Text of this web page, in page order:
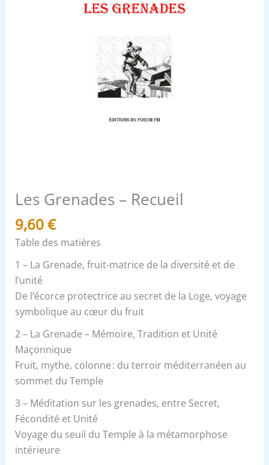
Les Grenades – Recueil
9,60€
Table des matières
1 – La Grenade, fruit-matrice de la diversité et de
l’unité
De l’écorce protectrice au secret de la Loge, voyage
symbolique au cœur du fruit
2 – La Grenade – Mémoire, Tradition et Unité
Maçonnique
Fruit, mythe, colonne : du terroir méditerranéen au
sommet du Temple
3 – Méditation sur les grenades, entre Secret,
Fécondité et Unité
Voyage du seuil du Temple à la métamorphose
intérieure